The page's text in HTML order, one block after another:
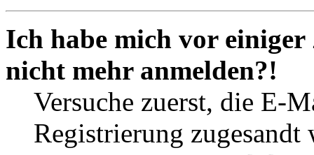
Ich habe mich vor
nicht mehr anmelden?!
Versuche zuerst, die E-
Registrierung